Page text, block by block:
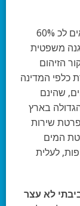
האחים עופר האחראים לכ 60%
משפטית
הזיהום
כלפי המדינה
שהינם
בארץ
שירות
המים
לעלית
לא עצר